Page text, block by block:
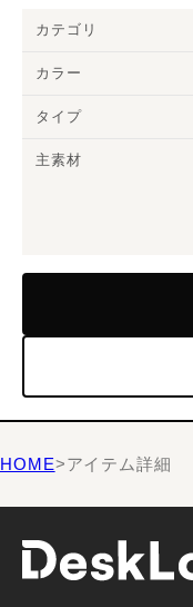
カテゴリ
カラー
タイプ
主素材
HOME>アイテム詳細